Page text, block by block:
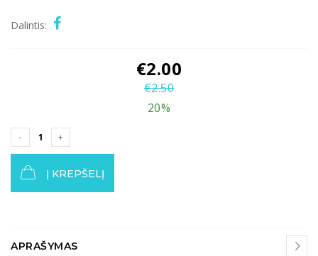
Dalintis:
€2.00
€2.50
20%
Į KREPŠELĮ
APRAŠYMAS